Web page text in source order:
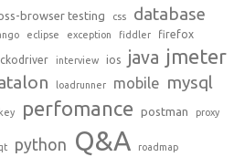
browser testing css database
eclipse exception fiddler firefox
interview ios java jmeter
loadrunner mobile mysql
perfomance postman proxy
python Q&A roadmap